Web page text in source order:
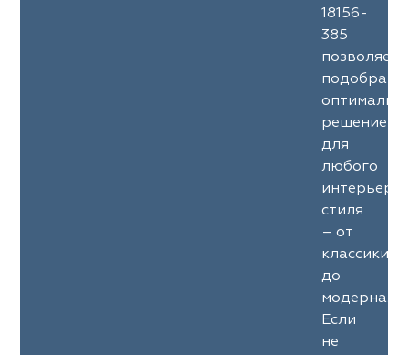
18156-
385
позволяет
подобрать
решение
для
любого
стиля
– от
классики
до
модерна.
Если
не